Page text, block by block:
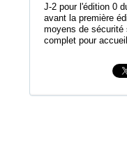
J-2 pour l'édition 0
avant la première
moyens de sécurité
complet pour